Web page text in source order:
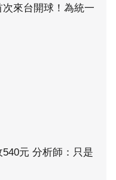
來台開球！為統一
元 分析師：只是